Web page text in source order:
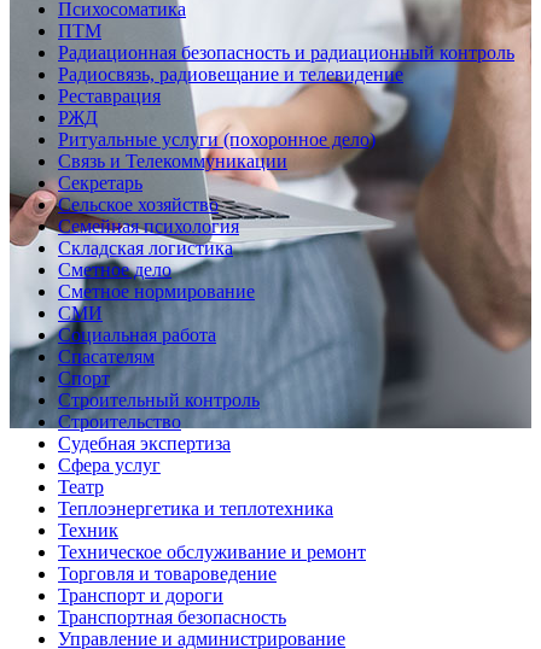
Психосоматика
ПТМ
Радиационная безопасность и радиационный контроль
Радиосвязь, радиовещание и телевидение
Реставрация
РЖД
Ритуальные услуги (похоронное дело)
Связь и Телекоммуникации
Секретарь
Сельское хозяйство
Семейная психология
Складская логистика
Сметное дело
Сметное нормирование
СМИ
Социальная работа
Спасателям
Спорт
Строительный контроль
Строительство
Судебная экспертиза
Сфера услуг
Театр
Теплоэнергетика и теплотехника
Техник
Техническое обслуживание и ремонт
Торговля и товароведение
Транспорт и дороги
Транспортная безопасность
Управление и администрирование